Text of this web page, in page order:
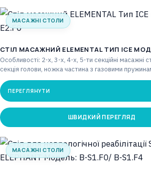
МАСАЖНІ СТОЛИ
Особливості: 2-х, 3-х, 4-х, 5-ти секційні масажні
секція голови, ножка частина з газовими
ПЕРЕГЛЯНУТИ
ШВИДКИЙ ПЕРЕГЛЯД
МАСАЖНІ СТОЛИ